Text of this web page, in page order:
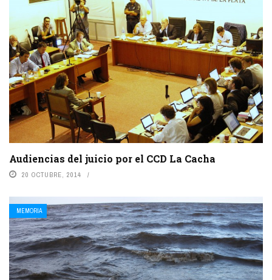
Audiencias del juicio por el CCD La Cacha
20 OCTUBRE, 2014
MEMORIA